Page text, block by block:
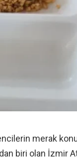
merak
biri olan İzmir